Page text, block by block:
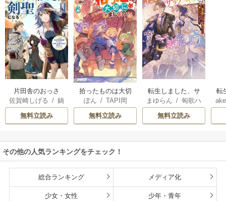
片田舎のおっさ
ん、剣聖になる
～ただの田舎の剣
術師範だったの
たちが俺を放って
くれない件～
佐賀崎しげる /鍋
島テツヒロ
無料立読み
拾ったものは大切
にしましょう ～子
狼に気に入られた
男の転移物語～
ぽん / TAPI岡
無料立読み
転生しました、サ
ラナ・キンジェで
す。ごきげんよ
う。
まゆらん /匈歌ハ
トリ
無料立読み
転
帝
その他の人気ランキングをチェック！
総合ランキング メディア化
少女・女性 少年・青年